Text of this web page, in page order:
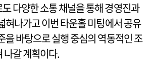
다양한 소통 채널을 통해 경영진과
혀나가고 이번 타운홀 미팅에서 공유
을 바탕으로 실행 중심의 역동적인 조
나갈 계획이다.